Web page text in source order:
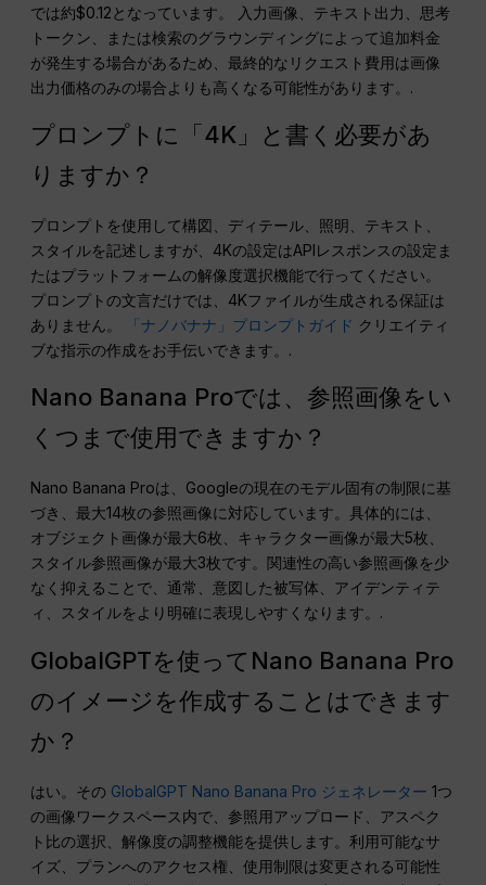
では約$0.12となっています。 入力画像、テキスト出力、思考
トークン、または検索のグラウンディングによって追加料金
が発生する場合があるため、最終的なリクエスト費用は画像
出力価格のみの場合よりも高くなる可能性があります。.
プロンプトに「4K」と書く必要があ
りますか？
プロンプトを使用して構図、ディテール、照明、テキスト、
スタイルを記述しますが、4Kの設定はAPIレスポンスの設定ま
たはプラットフォームの解像度選択機能で行ってください。
プロンプトの文言だけでは、4Kファイルが生成される保証は
ありません。
「ナノバナナ」プロンプトガイド クリエイティ
ブな指示の作成をお手伝いできます。.
Nano Banana Proでは、参照画像をい
くつまで使用できますか？
Nano Banana Proは、Googleの現在のモデル固有の制限に基
づき、最大14枚の参照画像に対応しています。具体的には、
オブジェクト画像が最大6枚、キャラクター画像が最大5枚、
スタイル参照画像が最大3枚です。関連性の高い参照画像を少
なく抑えることで、通常、意図した被写体、アイデンティテ
ィ、スタイルをより明確に表現しやすくなります。.
GlobalGPTを使ってNano Banana Pro
のイメージを作成することはできます
か？
はい。その GlobalGPT Nano Banana Pro ジェネレーター 1つ
の画像ワークスペース内で、参照用アップロード、アスペク
ト比の選択、解像度の調整機能を提供します。利用可能なサ
イズ、プランへのアクセス権、使用制限は変更される可能性